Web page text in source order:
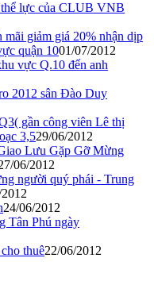
lực của CLUB VNB
giảm giá 20% nhận dịp
quận 1001/07/2012
vực Q.10 đến anh
2012 sân Đào Duy
gần công viên Lê thị
3,529/06/2012
Lưu Gặp Gỡ Mừng
06/2012
người quý phái - Trung
24/06/2012
Tân Phú ngày
thuê22/06/2012